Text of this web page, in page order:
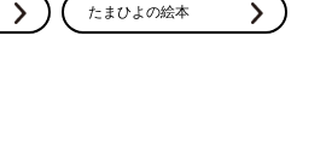
たまひよの絵本